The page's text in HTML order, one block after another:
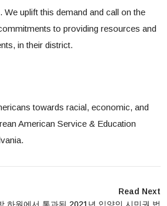
We uplift this demand and call on the
to providing resources and
in their district.
towards racial, economic, and
American Service & Education
Read Next